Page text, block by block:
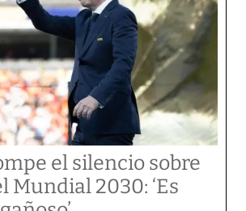
el silencio sobre
Mundial 2030: ‘Es